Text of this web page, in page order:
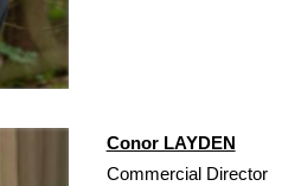
Conor LAYDEN
Commercial Director